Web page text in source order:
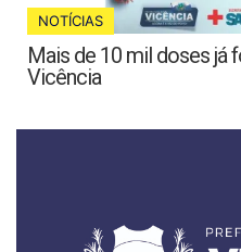
NOTÍCIAS
Mais de 10 mil doses já
Vicência